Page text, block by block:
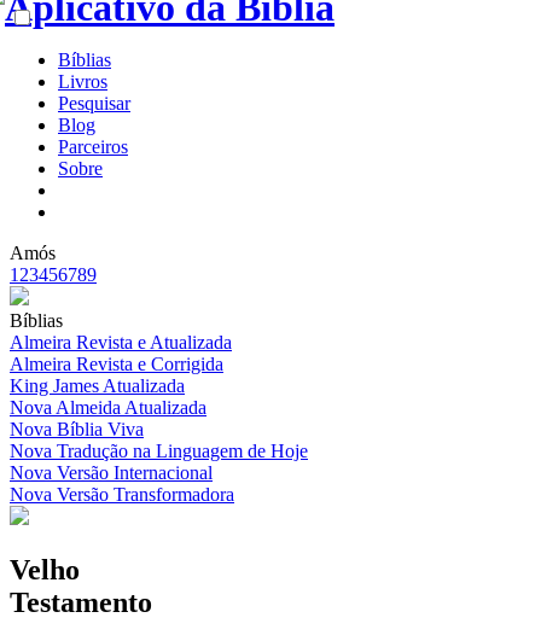
Bíblias
Livros
Pesquisar
Blog
Parceiros
Sobre
Amós
1 23456789
Bíblias
Almeira Revista e Atualizada
Almeira Revista e Corrigida
King James Atualizada
Nova Almeida Atualizada
Nova Bíblia Viva
Nova Tradução na Linguagem de Hoje
Nova Versão Internacional
Nova Versão Transformadora
Velho
Testamento